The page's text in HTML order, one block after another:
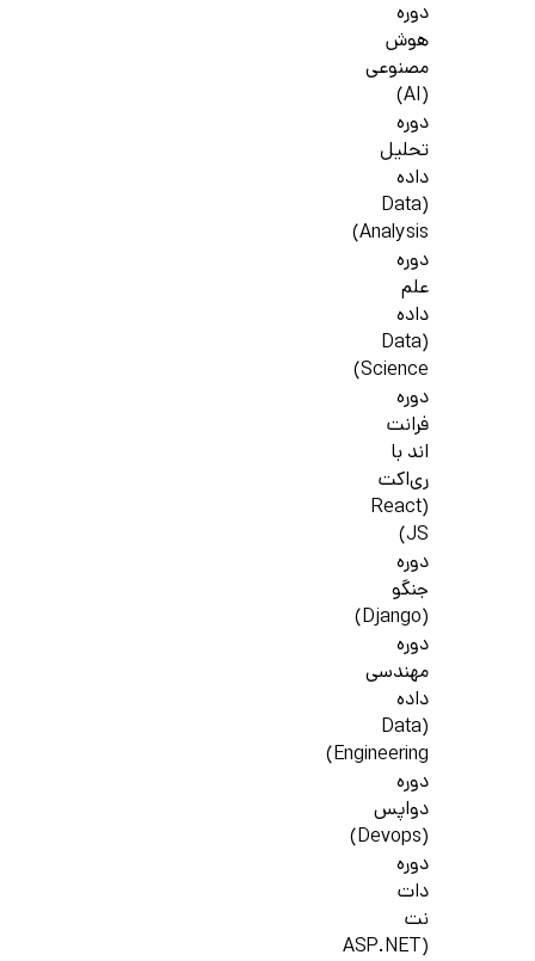
دوره
هوش
مصنوعی
(AI)
دوره
تحلیل
داده
(Data
Analysis)
دوره
علم
داده
(Data
Science)
دوره
فرانت
اند با
ری‌اکت
(React
JS)
دوره
جنگو
(Django)
دوره
مهندسی
داده
(Data
Engineering)
دوره
دواپس
(Devops)
دوره
دات
نت
(ASP.NET